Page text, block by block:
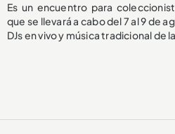
Es un encuentro para
que se llevará a cabo del 7 al 9 de
DJs en vivo y música tradicional de